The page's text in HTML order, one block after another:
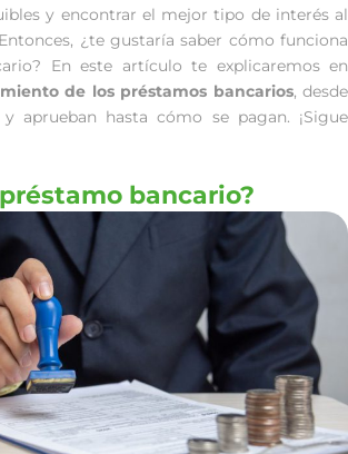
y encontrar el mejor tipo de interés al
¿te gustaría saber cómo funciona
En este artículo te explicaremos en
de los préstamos bancarios, desde
aprueban hasta cómo se pagan. ¡Sigue
bancario?